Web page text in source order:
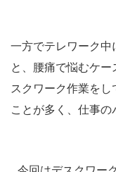
一方でテレワーク中
と、腰痛で悩むケ
スクワーク作業を
ことが多く、仕事の